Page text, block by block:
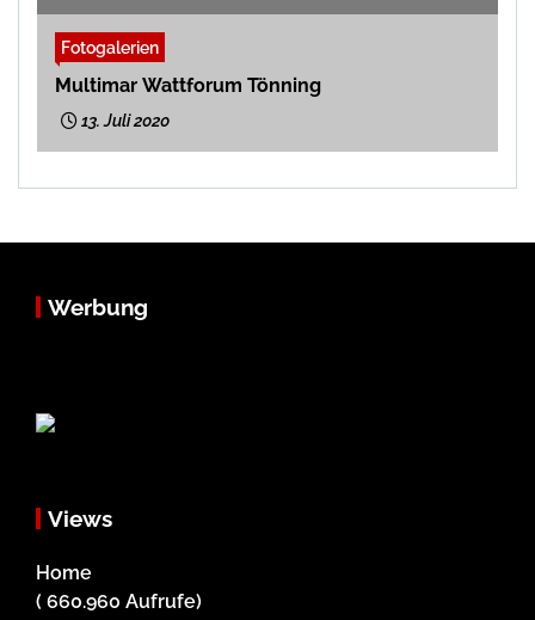
Fotogalerien
Multimar Wattforum Tönning
13. Juli 2020
Werbung
Views
Home
( 660.960 Aufrufe)